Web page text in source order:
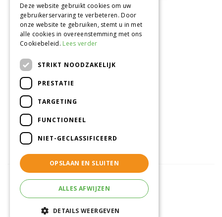
Onze locatie
Tuincentrum Alméérplant
Jac. P. Thijsseweg 4
pinterest
© Tuincentrum Alméérplant
Tuincentrum Overzicht
Deze website gebruikt cookies om uw
gebruikerservaring te verbeteren. Door
onze website te gebruiken, stemt u in met
alle cookies in overeenstemming met ons
Cookiebeleid. Lees verder
STRIKT NOODZAKELIJK
PRESTATIE
TARGETING
FUNCTIONEEL
NIET-GECLASSIFICEERD
OPSLAAN EN SLUITEN
ALLES AFWIJZEN
DETAILS WEERGEVEN